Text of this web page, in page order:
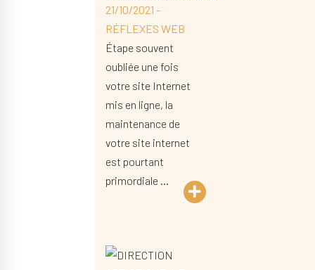
21/10/2021 -
RÉFLEXES WEB
Étape souvent
oubliée une fois
votre site Internet
mis en ligne, la
maintenance de
votre site internet
est pourtant
primordiale …